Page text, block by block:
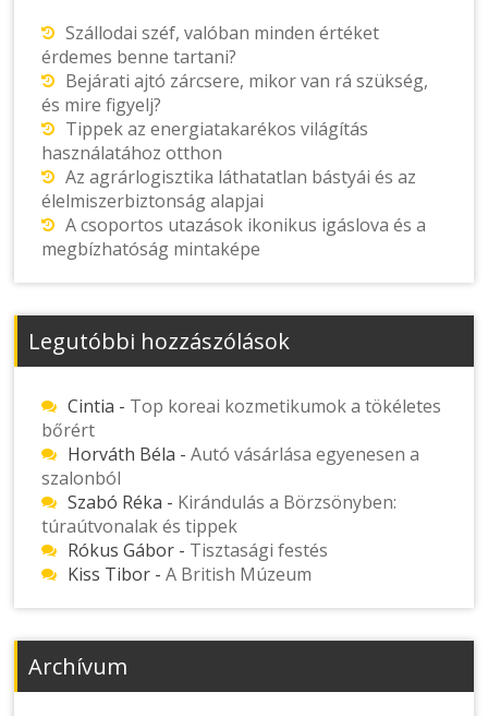
Szállodai széf, valóban minden értéket
érdemes benne tartani?
Bejárati ajtó zárcsere, mikor van rá szükség,
és mire figyelj?
Tippek az energiatakarékos világítás
használatához otthon
Az agrárlogisztika láthatatlan bástyái és az
élelmiszerbiztonság alapjai
A csoportos utazások ikonikus igáslova és a
megbízhatóság mintaképe
Legutóbbi hozzászólások
Cintia - Top koreai kozmetikumok a tökéletes
bőrért
Horváth Béla -Autó vásárlása egyenesen a
szalonból
Szabó Réka - Kirándulás a Börzsönyben:
túraútvonalak és tippek
Rókus Gábor - Tisztasági festés
Kiss Tibor -A British Múzeum
Archívum